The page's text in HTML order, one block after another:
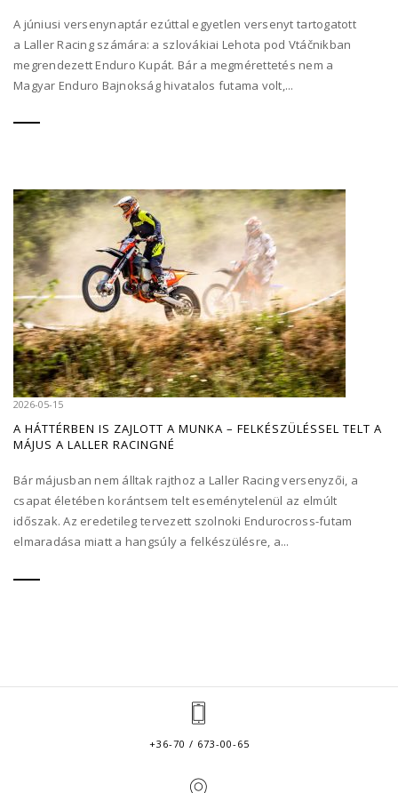
A júniusi versenynaptár ezúttal egyetlen versenyt tartogatott
a Laller Racing számára: a szlovákiai Lehota pod Vtáčnikban
megrendezett Enduro Kupát. Bár a megmérettetés nem a
Magyar Enduro Bajnokság hivatalos futama volt,...
2026-05-15
A HÁTTÉRBEN IS ZAJLOTT A MUNKA – FELKÉSZÜLÉSSEL TELT A
MÁJUS A LALLER RACINGNÉ
Bár májusban nem álltak rajthoz a Laller Racing versenyzői, a
csapat életében korántsem telt eseménytelenül az elmúlt
időszak. Az eredetileg tervezett szolnoki Endurocross-futam
elmaradása miatt a hangsúly a felkészülésre, a...
+36-70 / 673-00-65